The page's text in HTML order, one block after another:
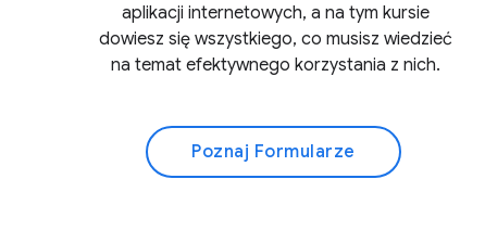
aplikacji internetowych, a na tym kursie
dowiesz się wszystkiego, co musisz wiedzieć
na temat efektywnego korzystania z nich.
Poznaj Formularze